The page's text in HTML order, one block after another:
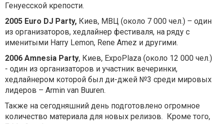
Генуесской крепости.
2005 Euro DJ Party, Киев, МВЦ (около 7 000 чел.) – один
из организаторов, хедлайнер фестиваля, на ряду с
именитыми Harry Lemon, Rene Amez и другими.
2006 Amnesia Party, Киев, ExpoPlaza (около 12 000 чел.)
- один из организаторов и участник вечеринки,
хедлайнером которой был ди-джей №3 среди мировых
лидеров – Аrmin van Buuren.
Также на сегодняшний день подготовлено огромное
количество материала для новых релизов. Кроме того,